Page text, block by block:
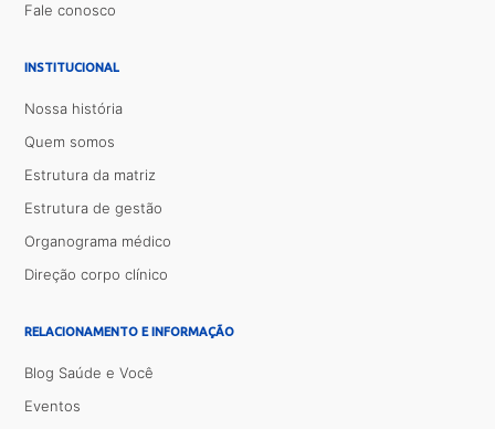
Fale conosco
INSTITUCIONAL
Nossa história
Quem somos
Estrutura da matriz
Estrutura de gestão
Organograma médico
Direção corpo clínico
RELACIONAMENTO E INFORMAÇÃO
Blog Saúde e Você
Eventos